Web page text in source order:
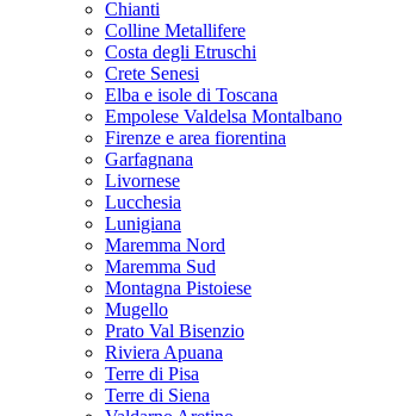
Chianti
Colline Metallifere
Costa degli Etruschi
Crete Senesi
Elba e isole di Toscana
Empolese Valdelsa Montalbano
Firenze e area fiorentina
Garfagnana
Livornese
Lucchesia
Lunigiana
Maremma Nord
Maremma Sud
Montagna Pistoiese
Mugello
Prato Val Bisenzio
Riviera Apuana
Terre di Pisa
Terre di Siena